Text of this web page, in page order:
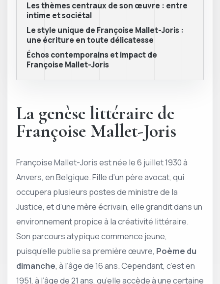
Les thèmes centraux de son œuvre : entre
intime et sociétal
Le style unique de Françoise Mallet-Joris :
une écriture en toute délicatesse
Échos contemporains et impact de
Françoise Mallet-Joris
La genèse littéraire de
Françoise Mallet-Joris
Françoise Mallet-Joris est née le 6 juillet 1930 à
Anvers, en Belgique. Fille d’un père avocat, qui
occupera plusieurs postes de ministre de la
Justice, et d’une mère écrivain, elle grandit dans un
environnement propice à la créativité littéraire.
Son parcours atypique commence jeune,
puisqu’elle publie sa première œuvre, Poème du
dimanche, à l’âge de 16 ans. Cependant, c’est en
1951, à l’âge de 21 ans, qu’elle accède à une certaine